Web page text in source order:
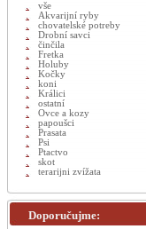
vše
Akvarijní ryby
chovatelské potreby
Drobní savci
činčila
Fretka
Holuby
Kočky
koni
Králici
ostatní
Ovce a kozy
papoušci
Prasata
Psi
Ptactvo
skot
terarijni zvížata
Doporučujme: